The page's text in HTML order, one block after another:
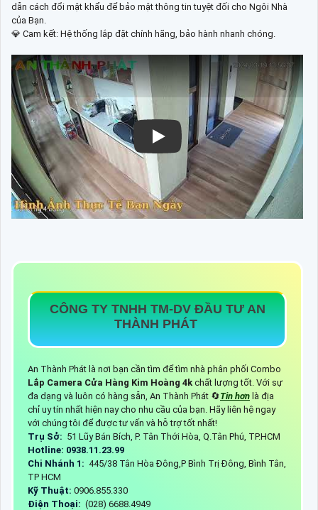
dẫn cách đổi mật khẩu để bảo mật thông tin tuyệt đối cho Ngôi Nhà
của Bạn.
💎 Cam kết: Hệ thống lắp đặt chính hãng, bảo hành nhanh chóng.
CÔNG TY TNHH TM-DV ĐẦU TƯ AN
THÀNH PHÁT
An Thành Phát là nơi bạn cần tìm để tìm nhà phân phối Combo
Lắp Camera Cửa Hàng Kim Hoàng 4k chất lượng tốt. Với sự
đa dạng và luôn có hàng sẵn, An Thành Phát 🔄Tin hơn là địa
chỉ uy tín nhất hiện nay cho nhu cầu của bạn. Hãy liên hệ ngay
với chúng tôi để được tư vấn và hỗ trợ tốt nhất!
Trụ Sở: 51 Lũy Bán Bích, P. Tân Thới Hòa, Q.Tân Phú, TP.HCM
Hotline: 0938.11.23.99
Chi Nhánh 1: 445/38 Tân Hòa Đông,P Bình Trị Đông, Bình Tân,
TP HCM
Kỹ Thuật: 0906.855.330
Điện Thoại: (028) 6688.4949